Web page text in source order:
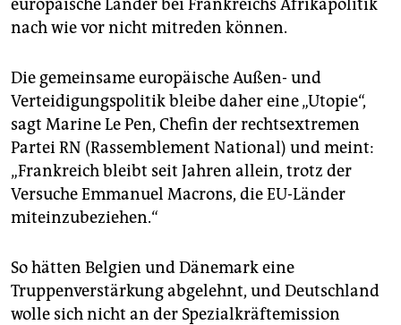
europäische Länder bei Frankreichs Afrikapolitik
nach wie vor nicht mitreden können.
Die gemeinsame europäische Außen- und
Verteidigungspolitik bleibe daher eine „Utopie“,
sagt Marine Le Pen, Chefin der rechtsextremen
Partei RN (Rassemblement National) und meint:
„Frankreich bleibt seit Jahren allein, trotz der
Versuche Emmanuel Macrons, die EU-Länder
miteinzubeziehen.“
So hätten Belgien und Dänemark eine
Truppenverstärkung abgelehnt, und Deutschland
wolle sich nicht an der Spezialkräftemission